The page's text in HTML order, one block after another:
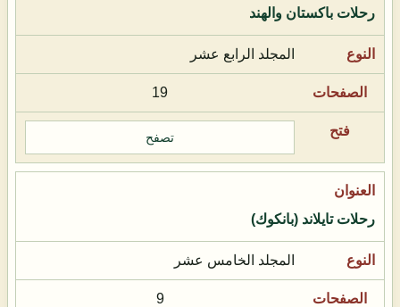
رحلات باكستان والهند
المجلد الرابع عشر
19
تصفح
رحلات تايلاند (بانكوك)
المجلد الخامس عشر
9